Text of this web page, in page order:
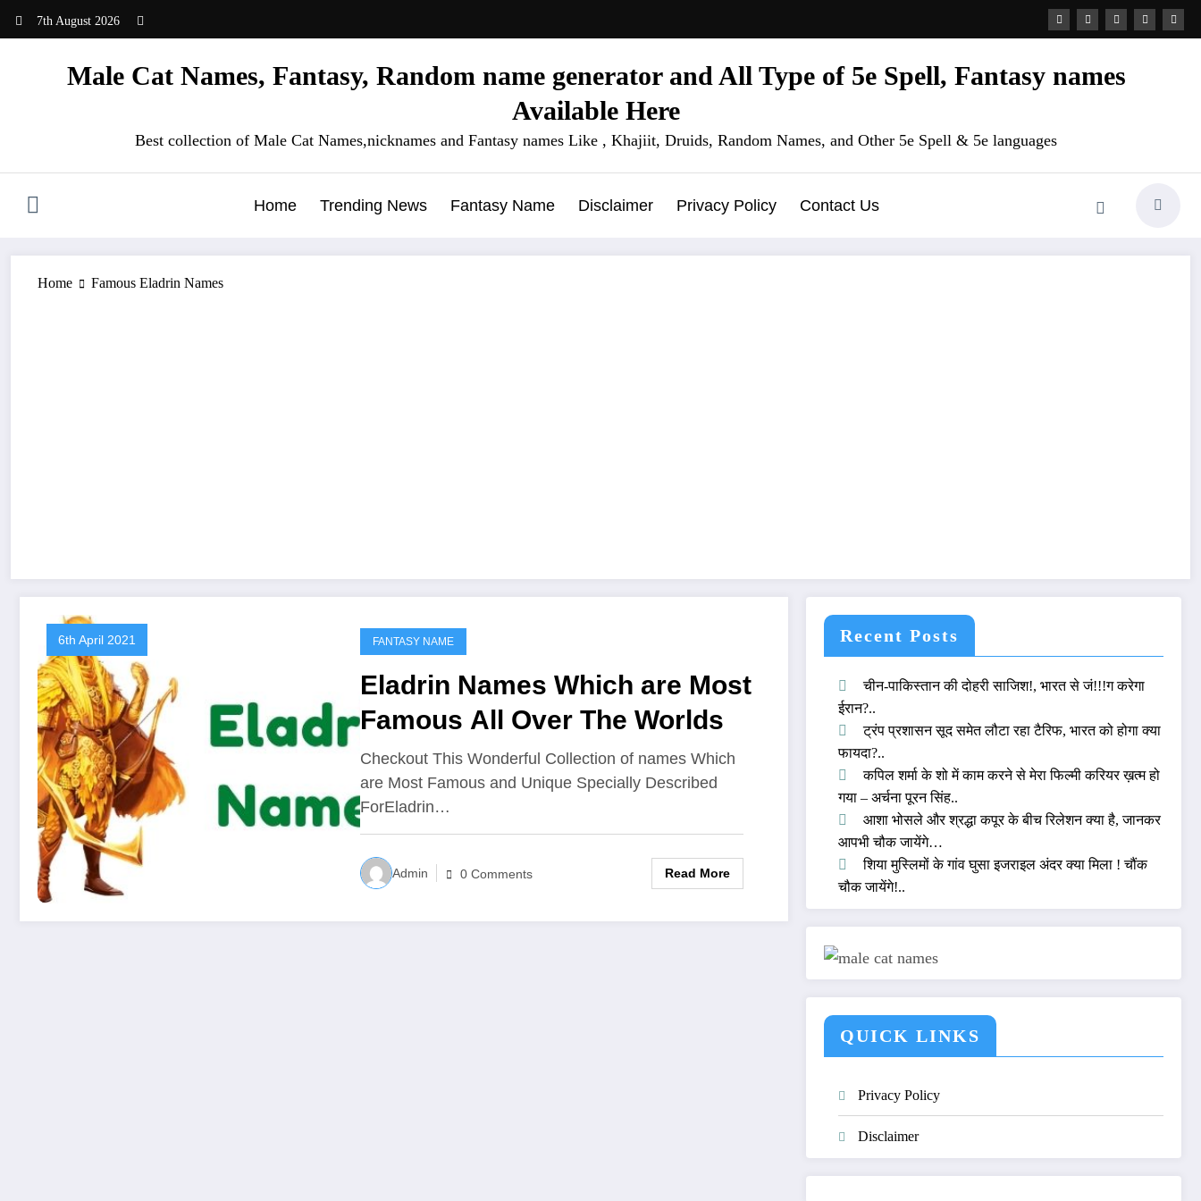
7th August 2026
Male Cat Names, Fantasy, Random name generator and All Type of 5e Spell, Fantasy names
Available Here
Best collection of Male Cat Names,nicknames and Fantasy names Like , Khajiit, Druids, Random Names, and Other 5e Spell & 5e languages
Home Trending News Fantasy Name Disclaimer Privacy Policy Contact Us
Home Famous Eladrin Names
6th April 2021 FANTASY NAME
Eladrin Names Which are Most
Famous All Over The Worlds
Checkout This Wonderful Collection of names Which
are Most Famous and Unique Specially Described
ForEladrin…
Admin 0 Comments Read More
Recent Posts
चीन-पाकिस्तान की दोहरी साजिश!, भारत से जं!!!ग करेगा
ईरान?..
ट्रंप प्रशासन सूद समेत लौटा रहा टैरिफ, भारत को होगा क्या
फायदा?..
कपिल शर्मा के शो में काम करने से मेरा फिल्मी करियर ख़त्म हो
गया – अर्चना पूरन सिंह..
आशा भोसले और श्रद्धा कपूर के बीच रिलेशन क्या है, जानकर
आपभी चौक जायेंगे…
शिया मुस्लिमों के गांव घुसा इजराइल अंदर क्या मिला ! चौंक
चौक जायेंगे!..
QUICK LINKS
Privacy Policy
Disclaimer